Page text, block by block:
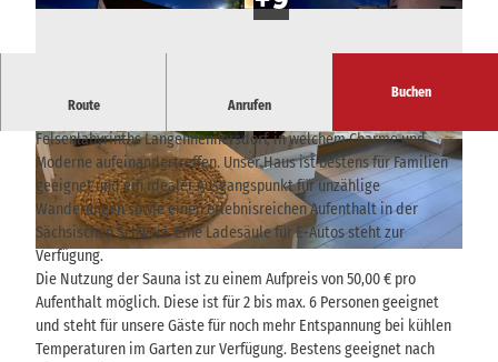
© Familie Pohl |
A
u
ß
e
n
a
n
s
i
E
i
n
f
a
r
t
m
Route Anrufen
Buchen
Herzlich Willkommen in unserem Ferienhaus, unweit des
Felsenlabyrinths Langenhennersdorf, in welchem Charme und
Moderne aufeinandertreffen. Unser Haus ist bestens für Familien
geeignet und ein idealer Ausgangspunkt für unzählige
Wanderungen sowie einen erlebnisreichen Aufenthalt in der
Sächsischen Schweiz. Eine Ladesäule für E-Autos steht zur
Verfügung.
Die Nutzung der Sauna ist zu einem Aufpreis von 50,00 € pro
Aufenthalt möglich. Diese ist für 2 bis max. 6 Personen geeignet
und steht für unsere Gäste für noch mehr Entspannung bei kühlen
Temperaturen im Garten zur Verfügung. Bestens geeignet nach